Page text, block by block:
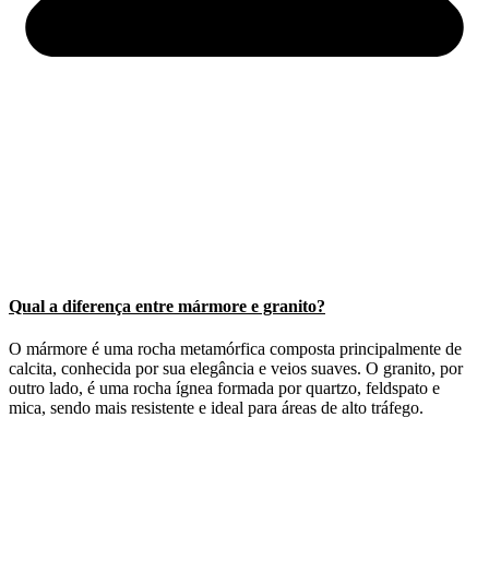
Qual a diferença entre mármore e granito?
O mármore é uma rocha metamórfica composta principalmente de
calcita, conhecida por sua elegância e veios suaves. O granito, por
outro lado, é uma rocha ígnea formada por quartzo, feldspato e
mica, sendo mais resistente e ideal para áreas de alto tráfego.